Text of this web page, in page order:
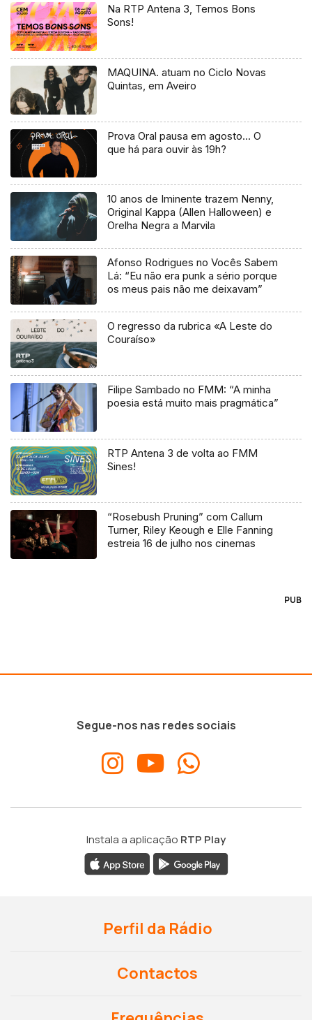
Na RTP Antena 3, Temos Bons
Sons!
MAQUINA. atuam no Ciclo Novas
Quintas, em Aveiro
Prova Oral pausa em agosto… O
que há para ouvir às 19h?
10 anos de Iminente trazem Nenny,
Original Kappa (Allen Halloween) e
Orelha Negra a Marvila
Afonso Rodrigues no Vocês Sabem
Lá: “Eu não era punk a sério porque
os meus pais não me deixavam”
O regresso da rubrica «A Leste do
Couraíso»
Filipe Sambado no FMM: “A minha
poesia está muito mais pragmática”
RTP Antena 3 de volta ao FMM
Sines!
“Rosebush Pruning” com Callum
Turner, Riley Keough e Elle Fanning
estreia 16 de julho nos cinemas
PUB
Segue-nos nas redes sociais
Instala a aplicação RTP Play
Perfil da Rádio
Contactos